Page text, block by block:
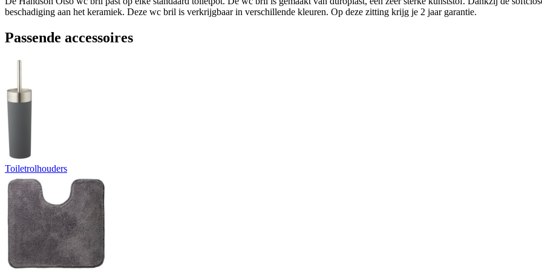
beschadiging aan het keramiek. Deze wc bril is verkrijgbaar in verschillende kleuren. Op deze zitting krijg je 2 jaar garantie.
Passende accessoires
Toiletrolhouders